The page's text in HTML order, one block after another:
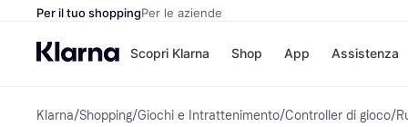
Per il tuo shoppingPer le aziende
Scopri Klarna
Opzioni di
Shop
Negozi
App Assistenza
Klarna/Shopping/Giochi e Intrattenimento/Controller di gioco/